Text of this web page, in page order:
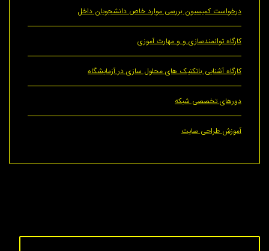
کمیسیون بررسی موارد خاص دانشجویان داخل
توانمندسازی و و مهارت آموزی
آشنایی باتکنیک های محلول سازی در آزمایشگاه
تخصصی شبکه
طراحی سایت